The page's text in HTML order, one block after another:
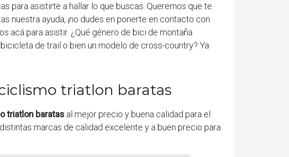
para asistirte a hallar lo que buscas. Queremos que te
nuestra ayuda, ¡no dudes en ponerte en contacto con
acá para asistir. ¿Qué género de bici de montaña
de trail o bien un modelo de cross-country? Ya
triatlon baratas
triatlon baratas al mejor precio y buena calidad para el
marcas de calidad excelente y a buen precio para